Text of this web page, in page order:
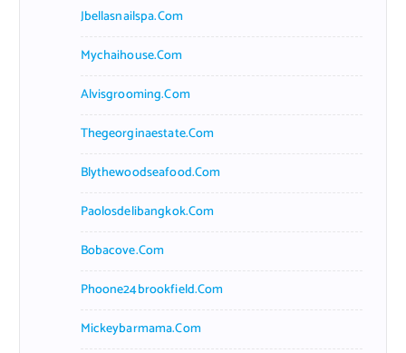
Jbellasnailspa.com
Mychaihouse.com
Alvisgrooming.com
Thegeorginaestate.com
Blythewoodseafood.com
Paolosdelibangkok.com
Bobacove.com
Phoone24brookfield.com
Mickeybarmama.com